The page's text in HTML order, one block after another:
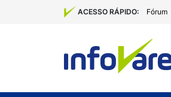
ACESSO RÁPIDO: Fórum